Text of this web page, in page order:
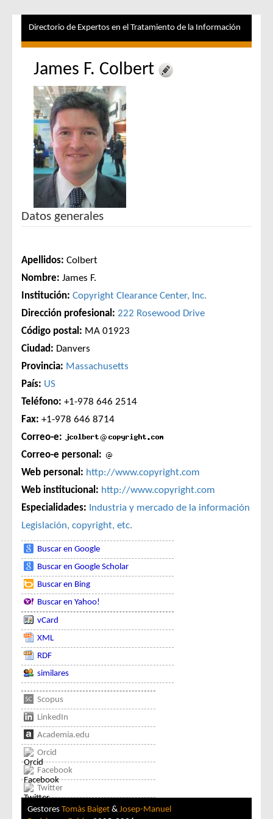
Directorio de Expertos en el Tratamiento de la Información
James F. Colbert
Datos generales
Apellidos: Colbert
Nombre: James F.
Institución: Copyright Clearance Center, Inc.
Dirección profesional: 222 Rosewood Drive
Código postal: MA 01923
Ciudad: Danvers
Provincia: Massachusetts
País: US
Teléfono: +1-978 646 2514
Fax: +1-978 646 8714
Correo-e:
Correo-e personal:
Web personal: http://www.copyright.com
Web institucional: http://www.copyright.com
Especialidades: Industria y mercado de la información
Legislación, copyright, etc.
Buscar en Google
Buscar en Google Scholar
Buscar en Bing
Buscar en Yahoo!
vCard
XML
RDF
similares
Scopus
LinkedIn
Academia.edu
Orcid
Facebook
Twitter
Gestores Tomàs Baiget & Josep-Manuel